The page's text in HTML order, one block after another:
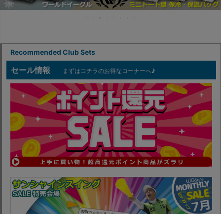
Recommended Club Sets
セール情報 まずはコチラのお得なコーナーへ♪